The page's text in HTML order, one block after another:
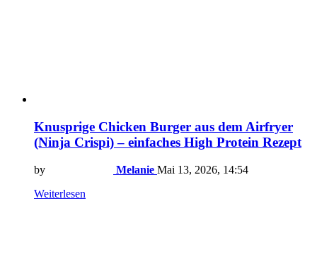
Knusprige Chicken Burger aus dem Airfryer
(Ninja Crispi) – einfaches High Protein Rezept
by Melanie Mai 13, 2026, 14:54
Weiterlesen